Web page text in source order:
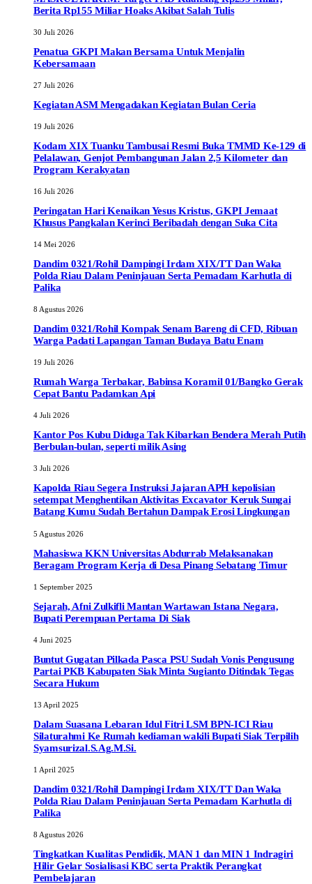
Berita Rp155 Miliar Hoaks Akibat Salah Tulis
30 Juli 2026
Penatua GKPI Makan Bersama Untuk Menjalin
Kebersamaan
27 Juli 2026
Kegiatan ASM Mengadakan Kegiatan Bulan Ceria
19 Juli 2026
Kodam XIX Tuanku Tambusai Resmi Buka TMMD Ke-129 di
Pelalawan, Genjot Pembangunan Jalan 2,5 Kilometer dan
Program Kerakyatan
16 Juli 2026
Peringatan Hari Kenaikan Yesus Kristus, GKPI Jemaat
Khusus Pangkalan Kerinci Beribadah dengan Suka Cita
14 Mei 2026
Dandim 0321/Rohil Dampingi Irdam XIX/TT Dan Waka
Polda Riau Dalam Peninjauan Serta Pemadam Karhutla di
Palika
8 Agustus 2026
Dandim 0321/Rohil Kompak Senam Bareng di CFD, Ribuan
Warga Padati Lapangan Taman Budaya Batu Enam
19 Juli 2026
Rumah Warga Terbakar, Babinsa Koramil 01/Bangko Gerak
Cepat Bantu Padamkan Api
4 Juli 2026
Kantor Pos Kubu Diduga Tak Kibarkan Bendera Merah Putih
Berbulan-bulan, seperti milik Asing
3 Juli 2026
Kapolda Riau Segera Instruksi Jajaran APH kepolisian
setempat Menghentikan Aktivitas Excavator Keruk Sungai
Batang Kumu Sudah Bertahun Dampak Erosi Lingkungan
5 Agustus 2026
Mahasiswa KKN Universitas Abdurrab Melaksanakan
Beragam Program Kerja di Desa Pinang Sebatang Timur
1 September 2025
Sejarah, Afni Zulkifli Mantan Wartawan Istana Negara,
Bupati Perempuan Pertama Di Siak
4 Juni 2025
Buntut Gugatan Pilkada Pasca PSU Sudah Vonis Pengusung
Partai PKB Kabupaten Siak Minta Sugianto Ditindak Tegas
Secara Hukum
13 April 2025
Dalam Suasana Lebaran Idul Fitri LSM BPN-ICI Riau
Silaturahmi Ke Rumah kediaman wakili Bupati Siak Terpilih
Syamsurizal.S.Ag.M.Si.
1 April 2025
Dandim 0321/Rohil Dampingi Irdam XIX/TT Dan Waka
Polda Riau Dalam Peninjauan Serta Pemadam Karhutla di
Palika
8 Agustus 2026
Tingkatkan Kualitas Pendidik, MAN 1 dan MIN 1 Indragiri
Hilir Gelar Sosialisasi KBC serta Praktik Perangkat
Pembelajaran